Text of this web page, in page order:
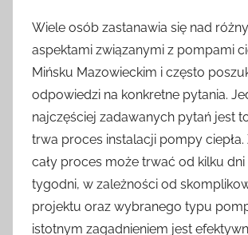
Wiele osób zastanawia się nad
aspektami związanymi z pompami
Mińsku Mazowieckim i często
odpowiedzi na konkretne pytania.
najczęściej zadawanych pytań jest
trwa proces instalacji pompy ciepła.
cały proces może trwać od kilku dni
tygodni, w zależności od
projektu oraz wybranego typu
istotnym zagadnieniem jest